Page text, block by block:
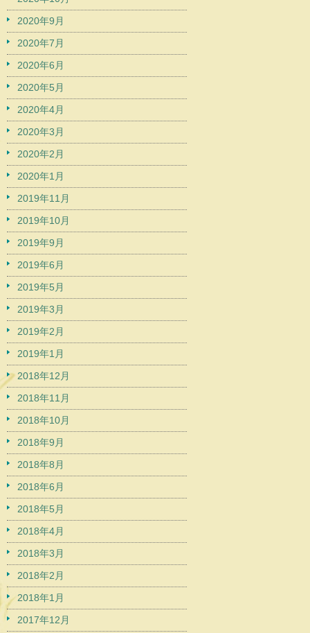
2020年9月
2020年7月
2020年6月
2020年5月
2020年4月
2020年3月
2020年2月
2020年1月
2019年11月
2019年10月
2019年9月
2019年6月
2019年5月
2019年3月
2019年2月
2019年1月
2018年12月
2018年11月
2018年10月
2018年9月
2018年8月
2018年6月
2018年5月
2018年4月
2018年3月
2018年2月
2018年1月
2017年12月